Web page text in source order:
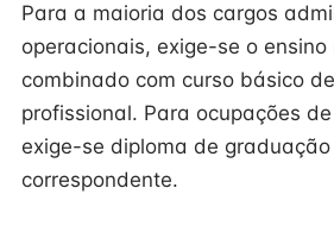
Para a maioria dos cargos
operacionais, exige-se o
combinado com curso básico
profissional. Para ocupações
exige-se diploma de
correspondente.